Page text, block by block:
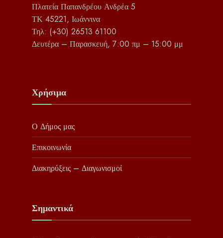
Πλατεία Παπανδρέου Ανδρέα 5
ΤΚ 45221, Ιωάννινα
Τηλ: (+30) 26513 61100
Δευτέρα – Παρασκευή, 7:00 πμ – 15:00 μμ
Χρήσιμα
Ο Δήμος μας
Επικοινωνία
Διακηρύξεις – Διαγωνισμοί
Σημαντικά